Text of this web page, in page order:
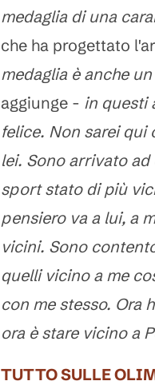
medaglia di una
che ha progettato
medaglia è anche
aggiunge - in questi
felice. Non sarei qui
lei. Sono arrivato
sport stato di più
pensiero va a lui, a
vicini. Sono
quelli vicino a me
con me stesso. Ora
ora è stare vicino a
TUTTO SULLE